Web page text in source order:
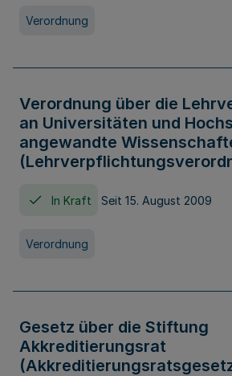
Verordnung
Verordnung über die
an Universitäten und
angewandte
In Kraft Seit 15. August 2009
Verordnung
Gesetz über die Stiftung
Akkreditierungsrat